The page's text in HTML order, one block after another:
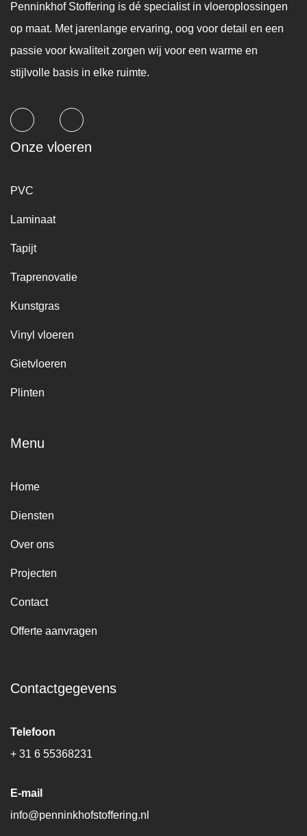
Penninkhof Stoffering is dé specialist in vloeroplossingen
op maat. Met jarenlange ervaring, oog voor detail en een
passie voor kwaliteit zorgen wij voor een warme en
stijlvolle basis in elke ruimte.
Onze vloeren
PVC
Laminaat
Tapijt
Traprenovatie
Kunstgras
Vinyl vloeren
Gietvloeren
Plinten
Menu
Home
Diensten
Over ons
Projecten
Contact
Offerte aanvragen
Contactgegevens
Telefoon
+ 31 6 55368231
E-mail
info@penninkhofstoffering.nl